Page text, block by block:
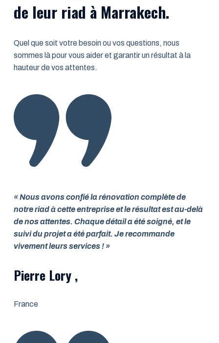
de leur riad à Marrakech.
Quel que soit votre besoin ou vos questions, nous
sommes là pour vous aider et garantir un résultat à la
hauteur de vos attentes.
« Nous avons confié la rénovation complète de
notre riad à cette entreprise et le résultat est au-delà
de nos attentes. Chaque détail a été soigné, et le
suivi du projet a été parfait. Je recommande
vivement leurs services ! »
Pierre Lory ,
France